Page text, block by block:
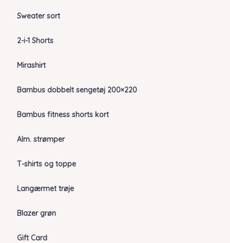
Sweater sort
2-i-1 Shorts
Mirashirt
Bambus dobbelt sengetøj 200×220
Bambus fitness shorts kort
Alm. strømper
T-shirts og toppe
Langærmet trøje
Blazer grøn
Gift Card